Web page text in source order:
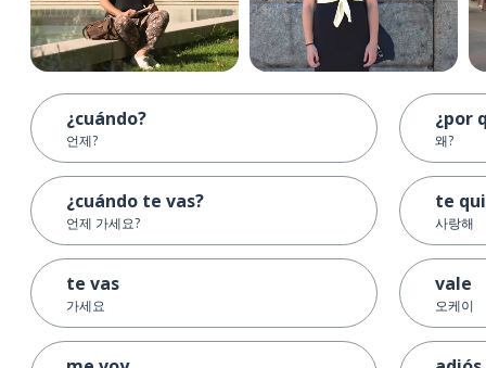
¿cuándo?
언제?
¿cuándo te vas?
언제 가세요?
te vas
가세요
¿por
왜?
te
사랑해
vale
오케이